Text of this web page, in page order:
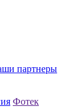
партнеры
Фотек